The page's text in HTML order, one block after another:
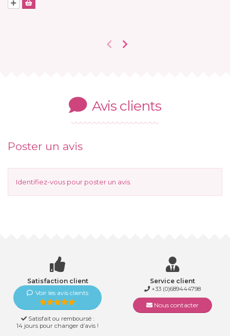
Avis clients
Poster un avis
Identifiez-vous pour poster un avis.
Satisfaction client
Voir les avis clients
Satisfait ou remboursé :
14 jours pour changer d’avis !
Service client
+33 (0)689444798
Nous contacter